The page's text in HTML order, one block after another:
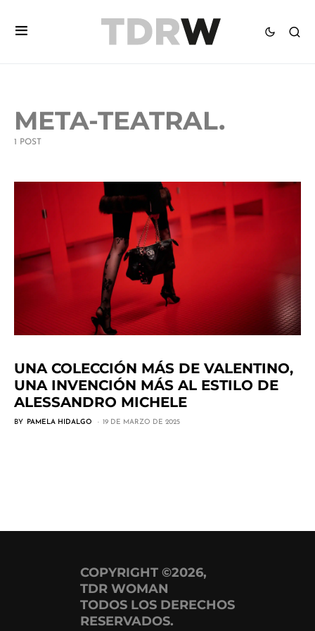
META-TEATRAL.
1 POST
UNA COLECCIÓN MÁS DE VALENTINO,
UNA INVENCIÓN MÁS AL ESTILO DE
ALESSANDRO MICHELE
BY PAMELA HIDALGO 19 DE MARZO DE 2025
COPYRIGHT ©2026,
TDR WOMAN
TODOS LOS DERECHOS
RESERVADOS.